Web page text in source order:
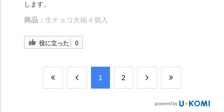
します。
商品： 生チョコ大福４個入
役に立った 0
​1 ​2